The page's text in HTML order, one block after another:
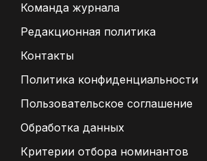
Команда журнала
Редакционная политика
Контакты
Политика конфиденциальности
Пользовательское соглашение
Обработка данных
Критерии отбора номинантов